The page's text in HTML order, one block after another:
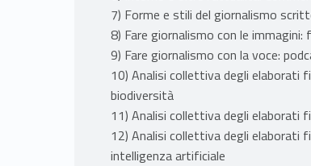
7) Forme e stili del giornalismo
8) Fare giornalismo con le
9) Fare giornalismo con la voce:
10) Analisi collettiva degli elaborati
biodiversità
11) Analisi collettiva degli elaborati
12) Analisi collettiva degli elaborati
intelligenza artificiale